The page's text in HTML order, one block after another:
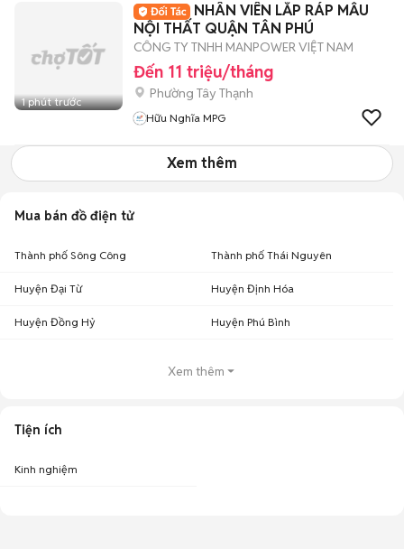
1 phút trước
NHÂN VIÊN LẮP RÁP MẪU
NỘI THẤT QUẬN TÂN PHÚ
CÔNG TY TNHH MANPOWER VIỆT NAM
Đến 11 triệu/tháng
Phường Tây Thạnh
Hữu Nghĩa MPG
Xem thêm
Mua bán đồ điện tử
Thành phố Sông Công Thành phố Thái Nguyên
Huyện Đại Từ Huyện Định Hóa
Huyện Đồng Hỷ Huyện Phú Bình
Xem thêm
Tiện ích
Kinh nghiệm